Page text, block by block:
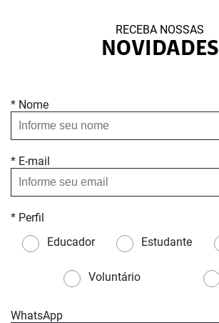
RECEBA NOSSAS
NOVIDADES
* Nome
* E-mail
* Perfil
Educador
Estudante
Voluntário
WhatsApp